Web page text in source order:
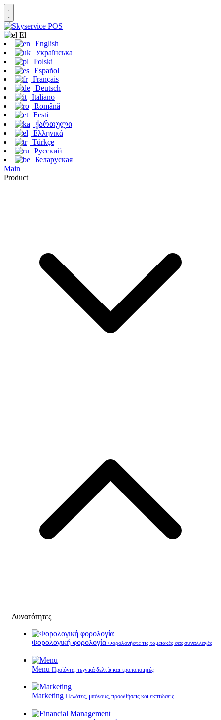
Εl
English
Українська
Polski
Español
Français
Deutsch
Italiano
Română
Eesti
ქართული
Ελληνικά
Türkçe
Русский
Беларуская
Main
Product
Δυνατότητες
Φορολογική φορολογία Φορολογήστε τις ταμειακές σας συναλλαγές
Menu Προϊόντα, τεχνικά δελτία και τροποποιητές
Marketing Πελάτες, μπόνους, προωθήσεις και εκπτώσεις